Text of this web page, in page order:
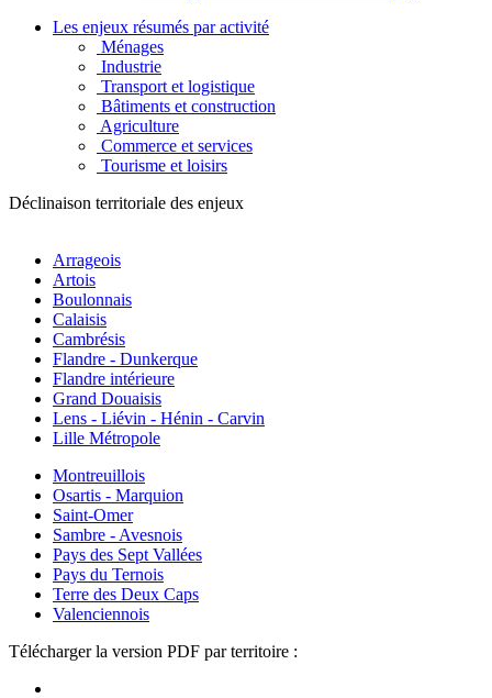
Les enjeux résumés par activité
Ménages
Industrie
Transport et logistique
Bâtiments et construction
Agriculture
Commerce et services
Tourisme et loisirs
Déclinaison territoriale des enjeux
Arrageois
Artois
Boulonnais
Calaisis
Cambrésis
Flandre - Dunkerque
Flandre intérieure
Grand Douaisis
Lens - Liévin - Hénin - Carvin
Lille Métropole
Montreuillois
Osartis - Marquion
Saint-Omer
Sambre - Avesnois
Pays des Sept Vallées
Pays du Ternois
Terre des Deux Caps
Valenciennois
Télécharger la version PDF par territoire :